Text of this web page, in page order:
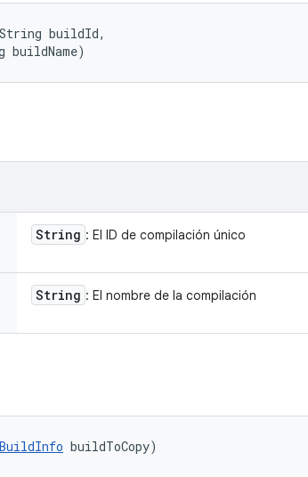
buildId,
buildName)
String : El ID de compilación único
String : El nombre de la compilación
BuildInfo buildToCopy)